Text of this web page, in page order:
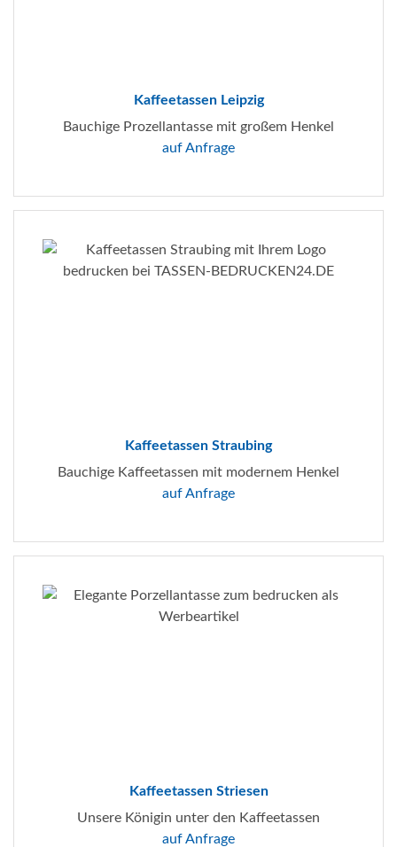
Kaffeetassen Leipzig
Bauchige Prozellantasse mit großem Henkel
auf Anfrage
Kaffeetassen Straubing
Bauchige Kaffeetassen mit modernem Henkel
auf Anfrage
Kaffeetassen Striesen
Unsere Königin unter den Kaffeetassen
auf Anfrage